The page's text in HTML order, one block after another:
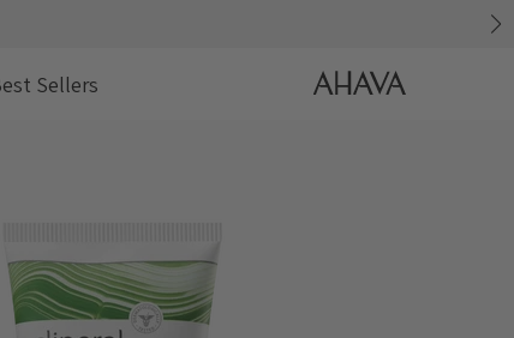
לדלג
Sellers